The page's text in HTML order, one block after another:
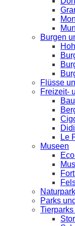
Burgen
Flüsse
Freizeit-
Le
Museen
Parks